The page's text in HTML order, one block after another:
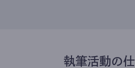
執筆活動の